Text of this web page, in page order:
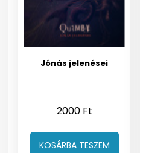
Jónás jelenései
2000 Ft
KOSÁRBA TESZEM